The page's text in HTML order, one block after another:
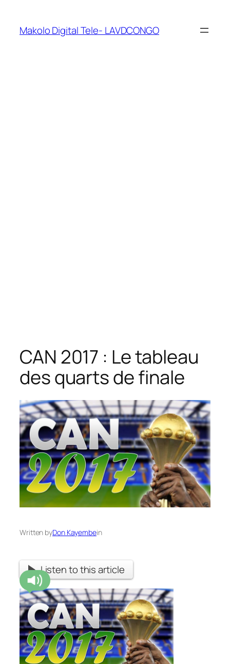
Makolo Digital Tele- LAVDCONGO
CAN 2017 : Le tableau
des quarts de finale
Written byDon Kayembein
Listen to this article